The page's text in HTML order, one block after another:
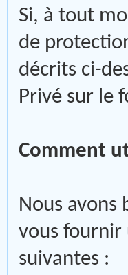
Si, à tout
de
décrits ci-
Privé sur le
Comment
Nous avons
vous fournir
suivantes :